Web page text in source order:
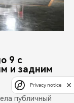
9 с
и задним
публичный
Privacy notice